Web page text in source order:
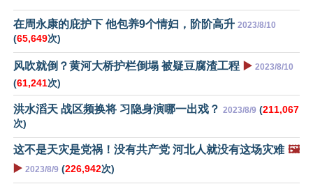
在周永康的庇护下 他包养9个情妇，阶阶高升 2023/8/10
(65,649次)
风吹就倒？黄河大桥护栏倒塌 被疑豆腐渣工程 ▶️ 2023/8/10
(61,241次)
洪水滔天 战区频换将 习隐身演哪一出戏？ 2023/8/9 (211,067
次)
这不是天灾是党祸！没有共产党 河北人就没有这场灾难 🖼️
▶️ 2023/8/9 (226,942次)